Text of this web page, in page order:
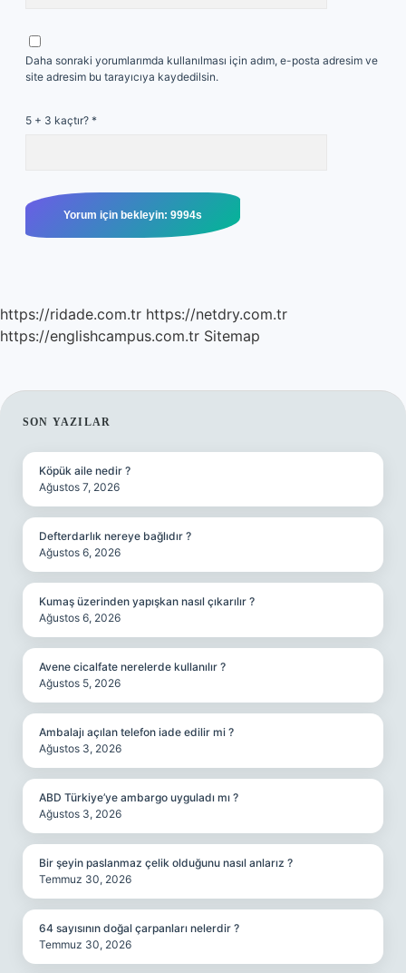
Daha sonraki yorumlarımda kullanılması için adım, e-posta adresim ve
site adresim bu tarayıcıya kaydedilsin.
5 + 3 kaçtır? *
https://ridade.com.tr https://netdry.com.tr
https://englishcampus.com.tr Sitemap
SIDEBAR
SON YAZILAR
Köpük aile nedir ?
Ağustos 7, 2026
Defterdarlık nereye bağlıdır ?
Ağustos 6, 2026
Kumaş üzerinden yapışkan nasıl çıkarılır ?
Ağustos 6, 2026
Avene cicalfate nerelerde kullanılır ?
Ağustos 5, 2026
Ambalajı açılan telefon iade edilir mi ?
Ağustos 3, 2026
ABD Türkiye’ye ambargo uyguladı mı ?
Ağustos 3, 2026
Bir şeyin paslanmaz çelik olduğunu nasıl anlarız ?
Temmuz 30, 2026
64 sayısının doğal çarpanları nelerdir ?
Temmuz 30, 2026